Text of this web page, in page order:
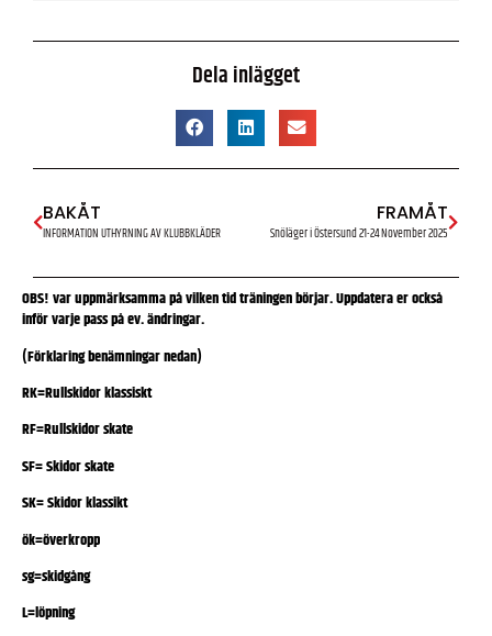
Dela inlägget
BAKÅT
INFORMATION UTHYRNING AV KLUBBKLÄDER
FRAMÅT
Snöläger i Östersund 21-24 November 2025
OBS! var uppmärksamma på vilken tid träningen börjar. Uppdatera er också
inför varje pass på ev. ändringar.
(Förklaring benämningar nedan)
RK=Rullskidor klassiskt
RF=Rullskidor skate
SF= Skidor skate
SK= Skidor klassikt
ök=överkropp
sg=skidgång
L=löpning